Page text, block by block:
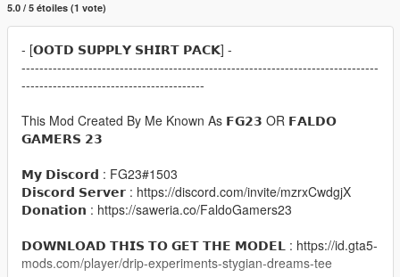
5.0 / 5 étoiles (1 vote)
- [𝗢𝗢𝗧𝗗 𝗦𝗨𝗣𝗣𝗟𝗬 𝗦𝗛𝗜𝗥𝗧 𝗣𝗔𝗖𝗞] -
--------------------------------------------------------------------------------
-----------------------------------------
This Mod Created By Me Known As 𝗙𝗚𝟮𝟯 OR 𝗙𝗔𝗟𝗗𝗢
𝗚𝗔𝗠𝗘𝗥𝗦 𝟮𝟯
𝗠𝘆 𝗗𝗶𝘀𝗰𝗼𝗿𝗱 : FG23#1503
𝗗𝗶𝘀𝗰𝗼𝗿𝗱 𝗦𝗲𝗿𝘃𝗲𝗿 : https://discord.com/invite/mzrxCwdgjX
𝗗𝗼𝗻𝗮𝘁𝗶𝗼𝗻 : https://saweria.co/FaldoGamers23
𝗗𝗢𝗪𝗡𝗟𝗢𝗔𝗗 𝗧𝗛𝗜𝗦 𝗧𝗢 𝗚𝗘𝗧 𝗧𝗛𝗘 𝗠𝗢𝗗𝗘𝗟 : https://id.gta5-
mods.com/player/drip-experiments-stygian-dreams-tee